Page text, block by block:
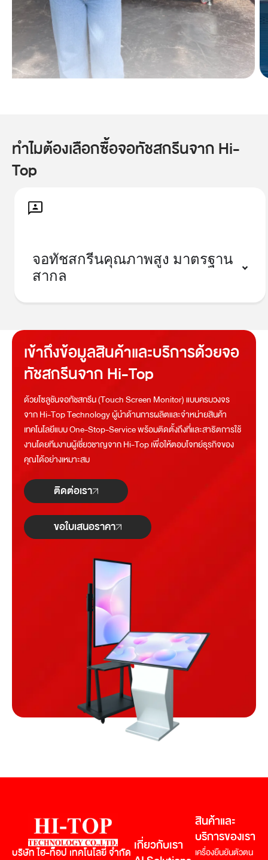
ทำไมต้องเลือกซื้อจอทัชสกรีนจาก Hi-
Top
จอทัชสกรีนคุณภาพสูง มาตรฐาน
สากล
เข้าถึงข้อมูลสินค้าและบริการด้วยจอ
ทัชสกรีนจาก Hi-Top
ด้วยโซลูชันจอทัชสกรีน (Touch Screen Monitor) แบบครบวงจร
จาก Hi-Top Technology ผู้นำด้านการผลิตและจำหน่ายสินค้า
เทคโนโลยีแบบ One-Stop-Service พร้อมติดตั้งถึงที่และสาธิตการใช้
งานโดยทีมงานผู้เชี่ยวชาญจาก Hi-Top เพื่อให้ตอบโจทย์ธุรกิจของ
คุณได้อย่างเหมาะสม
ติดต่อเรา
ขอใบเสนอราคา
บริษัท ไฮ-ท็อป เทคโนโลยี่ จำกัด เกี่ยวกับเรา
สินค้าและ
บริการของเรา
เครื่องยืนยันตัวตน